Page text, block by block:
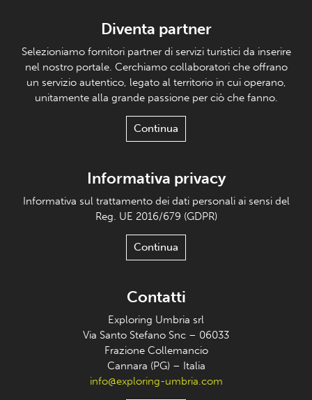
Diventa partner
Selezioniamo fornitori partner di servizi turistici da inserire
nel nostro portale. Cerchiamo collaboratori che offrano
un servizio autentico, legato al territorio in cui operano,
unitamente alla grande passione per ciò che fanno.
Continua
Informativa privacy
Informativa sul trattamento dei dati personali ai sensi del
Reg. UE 2016/679 (GDPR)
Continua
Contatti
Exploring Umbria srl
Via Santo Stefano Snc – 06033
Frazione Collemancio
Cannara (PG) – Italia
info@exploring-umbria.com